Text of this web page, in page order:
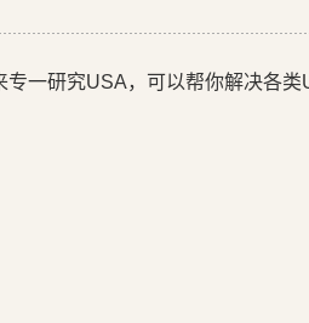
一研究USA，可以帮你解决各类